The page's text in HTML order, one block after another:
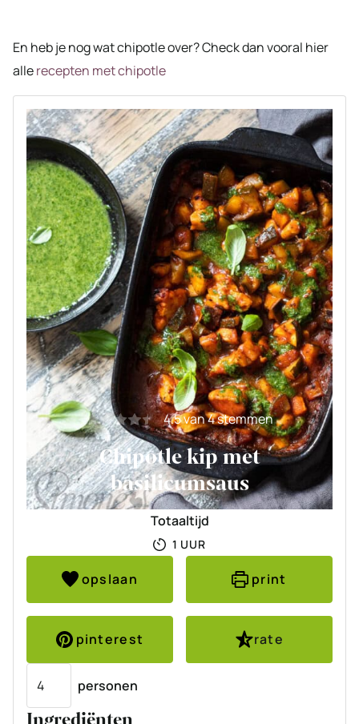
En heb je nog wat chipotle over? Check dan vooral hier
allerecepten met chipotle
4.5van4stemmen
Chipotle kip met
basilicumsaus
Totaaltijd
1 UUR
UUR
opslaan print
pinterest
rate
personen